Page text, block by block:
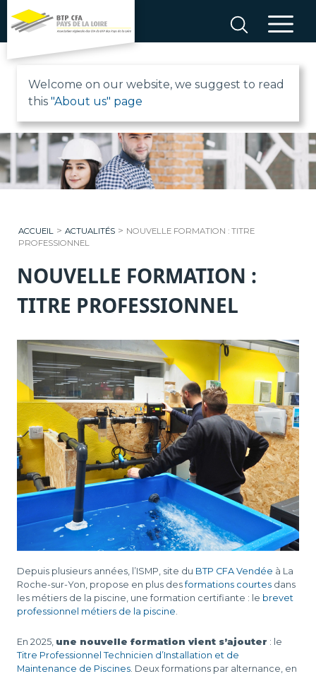
Aller
au
contenu
P
C
Welcome on our website, we suggest to read
this "About us" page
ACCUEIL >ACTUALITÉS > NOUVELLE FORMATION : TITRE
PROFESSIONNEL
NOUVELLE FORMATION :
TITRE PROFESSIONNEL
Depuis plusieurs années, l’ISMP, site du BTP CFA Vendée à La
Roche-sur-Yon, propose en plus desformations courtes dans
les métiers de la piscine, une formation certifiante : le brevet
professionnel métiers de la piscine.
En 2025, une nouvelle formation vient s’ajouter : le
Titre Professionnel Technicien d’Installation et de
Maintenance de Piscines. Deux formations par alternance, en